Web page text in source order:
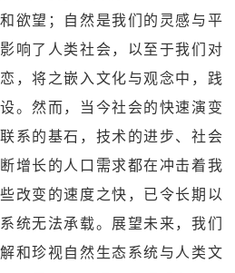
欲望；自然是我们的灵感与平
响了人类社会，以至于我们对
，将之嵌入文化与观念中，践
。然而，当今社会的快速演变
系的基石，技术的进步、社会
增长的人口需求都在冲击着我
改变的速度之快，已令长期以
统无法承载。展望未来，我们
和珍视自然生态系统与人类文